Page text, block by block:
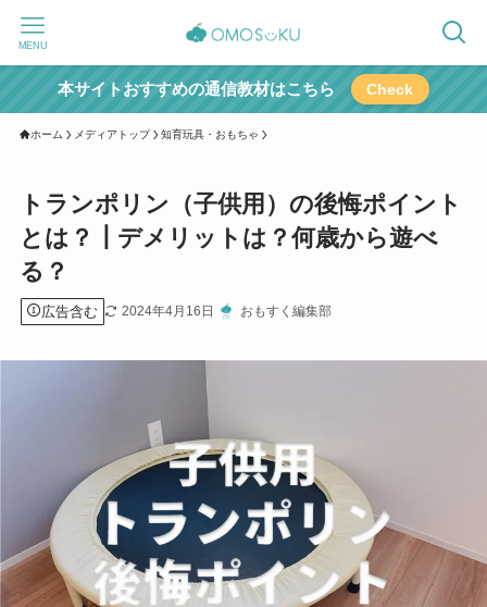
MENU
本サイトおすすめの通信教材はこちら Check
ホーム メディアトップ 知育玩具・おもちゃ
トランポリン（子供用）の後悔ポイント
とは？┃デメリットは？何歳から遊べ
る？
広告含む 2024年4月16日 おもすく編集部